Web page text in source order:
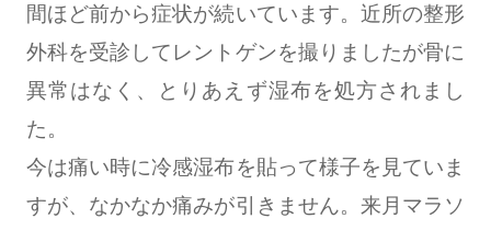
間ほど前から症状が続いています。近所の整形
外科を受診してレントゲンを撮りましたが骨に
異常はなく、とりあえず湿布を処方されまし
た。
今は痛い時に冷感湿布を貼って様子を見ていま
すが、なかなか痛みが引きません。来月マラソ